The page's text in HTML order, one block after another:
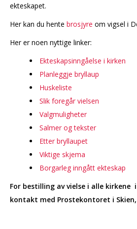
ekteskapet.
Her kan du hente brosjyre om vigsel i
Her er noen nyttige linker:
Ekteskapsinngåelse i kirken
Planleggje bryllaup
Huskeliste
Slik foregår vielsen
Valgmuligheter
Salmer og tekster
Etter bryllaupet
Viktige skjema
Borgarleg inngått ekteskap
For bestilling av vielse i alle kirkene
kontakt med Prostekontoret i